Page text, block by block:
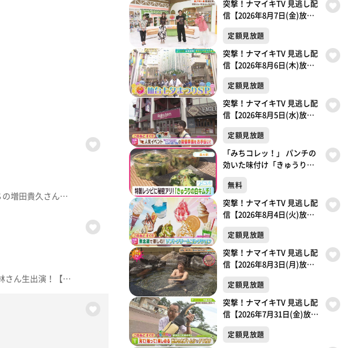
つゆ知らずスペシャルWEEK【まっすーの宮城ハンター】まっすーことＮＥＷＳの増田貴久さんが出演！松島の老舗！80歳の店主が守るおふくろの味と700年続く銘菓のお店で菓子焼きに挑戦【きょうの方言五七五】これであなたも方言の達人！？知って納得、聞いて爆笑！？今から使える方言の“ツウ”な言い回しを教えちゃいます。【デパスパ一番のり！】仙台パルコ2から生中継【ナマなキッチン】ズッキーニとツナのサラダ【突撃生中継！】仙台三越から生中継この動画は2026年7月1日(水) に放送されたものです。※紹介した催事等は終了している場合があります。※紹介した商品等は取り扱いが終了している場合があります。
大人気「まっすーの宮城ハンター！」＋「王林の産地直送☆日本最高！！」王林さん生出演！【まっすーの宮城ハンター！ 松島の絶景＆グルメ】まっすーことＮＥＷＳの増田貴久さんが出演！絶景を眺めながら旬のアナゴ！穴子餅・穴子丼・穴子白焼きのとにかくアナゴ尽くし！【デパスパ一番のり！】イオンモール新利府から生中継！【ナマなキッチン】レンチン蒸しナスの香味しょうゆがけ【本間ちゃん流今日の方言五七五】これであなたも方言の達人！？知って納得、聞いて爆笑！今から使える方言の“ツウ”な言い回しを本間ちゃん流に教えちゃいます。この動画は2026年6月29日(月)に放送されたものです。※紹介した催事等は終了している場合があります。※紹介した商品等は取り扱いが終了している場合があります。
突撃！ナマイキTV 見逃し配
信【2026年8月7日(金)放送
定額見放題
突撃！ナマイキTV 見逃し配
信【2026年8月6日(木)放送
定額見放題
突撃！ナマイキTV 見逃し配
信【2026年8月5日(水)放送
定額見放題
「みちコレッ！」 パンチの
効いた味付け「きゅうりの
駅】
無料
突撃！ナマイキTV 見逃し配
信【2026年8月4日(火)放送
定額見放題
突撃！ナマイキTV 見逃し配
信【2026年8月3日(月)放送
定額見放題
突撃！ナマイキTV 見逃し配
信【2026年7月31日(金)放送
定額見放題